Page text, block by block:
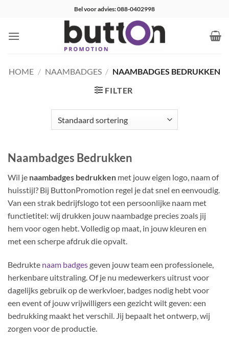
inhoud
Bel voor advies: 088-0402998
HOME / NAAMBADGES / NAAMBADGES BEDRUKKEN
FILTER
Naambadges Bedrukken
Wil je naambadges bedrukken met jouw eigen logo, naam of
huisstijl? Bij ButtonPromotion regel je dat snel en eenvoudig.
Van een strak bedrijfslogo tot een persoonlijke naam met
functietitel: wij drukken jouw naambadge precies zoals jij
hem voor ogen hebt. Volledig op maat, in jouw kleuren en
met een scherpe afdruk die opvalt.
Bedrukte naam badgesgeven jouw team een professionele,
herkenbare uitstraling. Of je nu medewerkers uitrust voor
dagelijks gebruik op de werkvloer, badges nodig hebt voor
een event of jouw vrijwilligers een gezicht wilt geven: een
bedrukking maakt het verschil. Jij bepaalt het ontwerp, wij
zorgen voor de productie.